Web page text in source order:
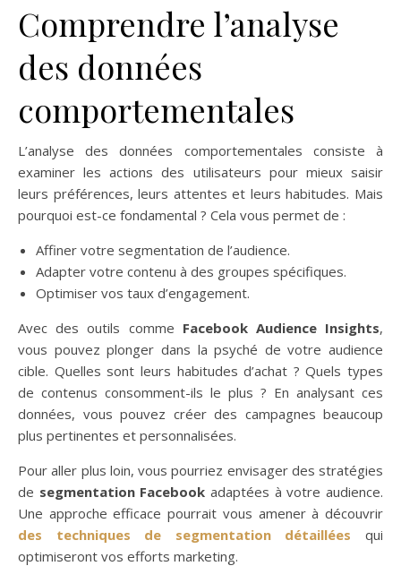
Comprendre l’analyse
des données
comportementales
L’analyse des données comportementales consiste à
examiner les actions des utilisateurs pour mieux saisir
leurs préférences, leurs attentes et leurs habitudes. Mais
pourquoi est-ce fondamental ? Cela vous permet de :
Affiner votre segmentation de l’audience.
Adapter votre contenu à des groupes spécifiques.
Optimiser vos taux d’engagement.
Avec des outils comme Facebook Audience Insights,
vous pouvez plonger dans la psyché de votre audience
cible. Quelles sont leurs habitudes d’achat ? Quels types
de contenus consomment-ils le plus ? En analysant ces
données, vous pouvez créer des campagnes beaucoup
plus pertinentes et personnalisées.
Pour aller plus loin, vous pourriez envisager des stratégies
de segmentation Facebook adaptées à votre audience.
Une approche efficace pourrait vous amener à découvrir
des techniques de segmentation détaillées qui
optimiseront vos efforts marketing.